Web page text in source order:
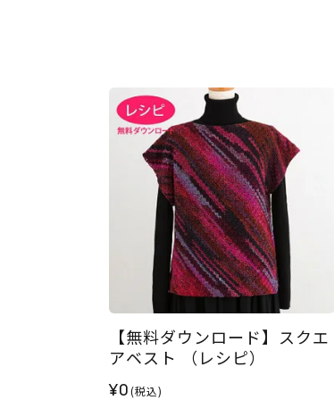
【無料ダウンロード】スクエ
アベスト （レシピ）
¥0(税込)